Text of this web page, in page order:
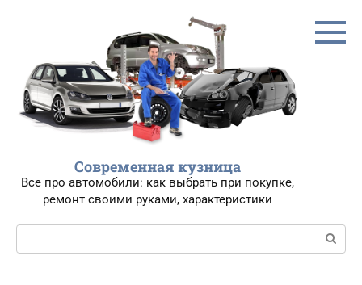
Современная кузница
Все про автомобили: как выбрать при покупке,
ремонт своими руками, характеристики
Поиск: